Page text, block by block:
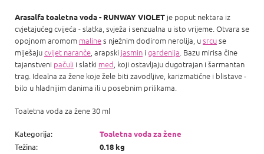
Arasalfa toaletna voda - RUNWAY VIOLET je poput nektara iz
cvjetajućeg cvijeća - slatka, svježa i senzualna u isto vrijeme. Otvara se
opojnom aromom malines nježnim dodirom nerolija, usrcuse
miješajucvijet naranče, arapski jasmin i gardenija. Bazu mirisa čine
tajanstveni pačuli i slatki med, koji ostavljaju dugotrajan i šarmantan
trag. Idealna za žene koje žele biti zavodljive, karizmatične i blistave -
bilo u hladnijim danima ili u posebnim prilikama.
Toaletna voda za žene 30 ml
Kategorija:
Toaletna voda za žene
Težina:
0.18 kg